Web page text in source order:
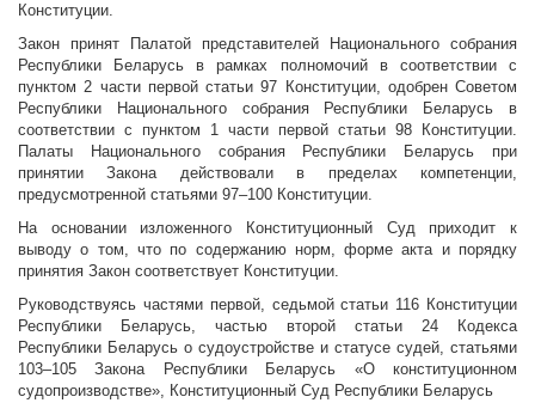
Конституции.
Закон принят Палатой представителей Национального собрания
Республики Беларусь в рамках полномочий в соответствии с
пунктом 2 части первой статьи 97 Конституции, одобрен Советом
Республики Национального собрания Республики Беларусь в
соответствии с пунктом 1 части первой статьи 98 Конституции.
Палаты Национального собрания Республики Беларусь при
принятии Закона действовали в пределах компетенции,
предусмотренной статьями 97–100 Конституции.
На основании изложенного Конституционный Суд приходит к
выводу о том, что по содержанию норм, форме акта и порядку
принятия Закон соответствует Конституции.
Руководствуясь частями первой, седьмой статьи 116 Конституции
Республики Беларусь, частью второй статьи 24 Кодекса
Республики Беларусь о судоустройстве и статусе судей, статьями
103–105 Закона Республики Беларусь «О конституционном
судопроизводстве», Конституционный Суд Республики Беларусь